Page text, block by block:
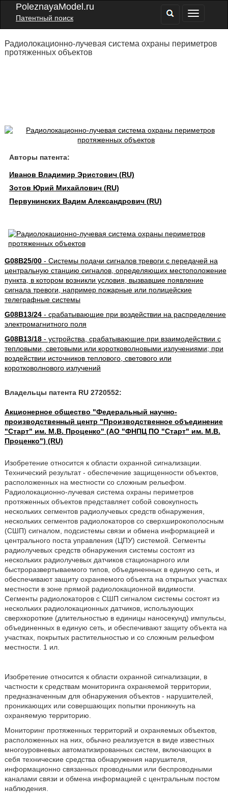
PoleznayaModel.ru
Патентный поиск
Радиолокационно-лучевая система охраны периметров
протяженных объектов
Авторы патента:
Иванов Владимир Эристович (RU)
Зотов Юрий Михайлович (RU)
Первунинских Вадим Александрович (RU)
G08B25/00- Системы подачи сигналов тревоги с передачей на
центральную станцию сигналов, определяющих местоположение
пункта, в котором возникли условия, вызвавшие появление
сигнала тревоги, например пожарные или полицейские
телеграфные системы
G08B13/24- срабатывающие при воздействии на распределение
электромагнитного поля
G08B13/18- устройства, срабатывающие при взаимодействии с
тепловыми, световыми или коротковолновыми излучениями; при
воздействии источников теплового, светового или
коротковолнового излучений
Владельцы патента RU 2720552:
Акционерное общество "Федеральный научно-
производственный центр "Производственное объединение
"Старт" им. М.В. Проценко" (АО "ФНПЦ ПО "Старт" им. М.В.
Проценко") (RU)
Изобретение относится к области охранной сигнализации.
Технический результат - обеспечение защищенности объектов,
расположенных на местности со сложным рельефом.
Радиолокационно-лучевая система охраны периметров
протяженных объектов представляет собой совокупность
нескольких сегментов радиолучевых средств обнаружения,
нескольких сегментов радиолокаторов со сверхширокополосным
(СШП) сигналом, подсистемы связи и обмена информацией и
центрального поста управления (ЦПУ) системой. Сегменты
радиолучевых средств обнаружения системы состоят из
нескольких радиолучевых датчиков стационарного или
быстроразвертываемого типов, объединенных в единую сеть, и
обеспечивают защиту охраняемого объекта на открытых участках
местности в зоне прямой радиолокационной видимости.
Сегменты радиолокаторов с СШП сигналом системы состоят из
нескольких радиолокационных датчиков, использующих
сверхкороткие (длительностью в единицы наносекунд) импульсы,
объединенных в единую сеть, и обеспечивают защиту объекта на
участках, покрытых растительностью и со сложным рельефом
местности. 1 ил.
Изобретение относится к области охранной сигнализации, в
частности к средствам мониторинга охраняемой территории,
предназначенным для обнаружения объектов - нарушителей,
проникающих или совершающих попытки проникнуть на
охраняемую территорию.
Мониторинг протяженных территорий и охраняемых объектов,
расположенных на них, обычно реализуется в виде известных
многоуровневых автоматизированных систем, включающих в
себя технические средства обнаружения нарушителя,
информационно связанных проводными или беспроводными
каналами связи и обмена информацией с центральным постом
наблюдения.